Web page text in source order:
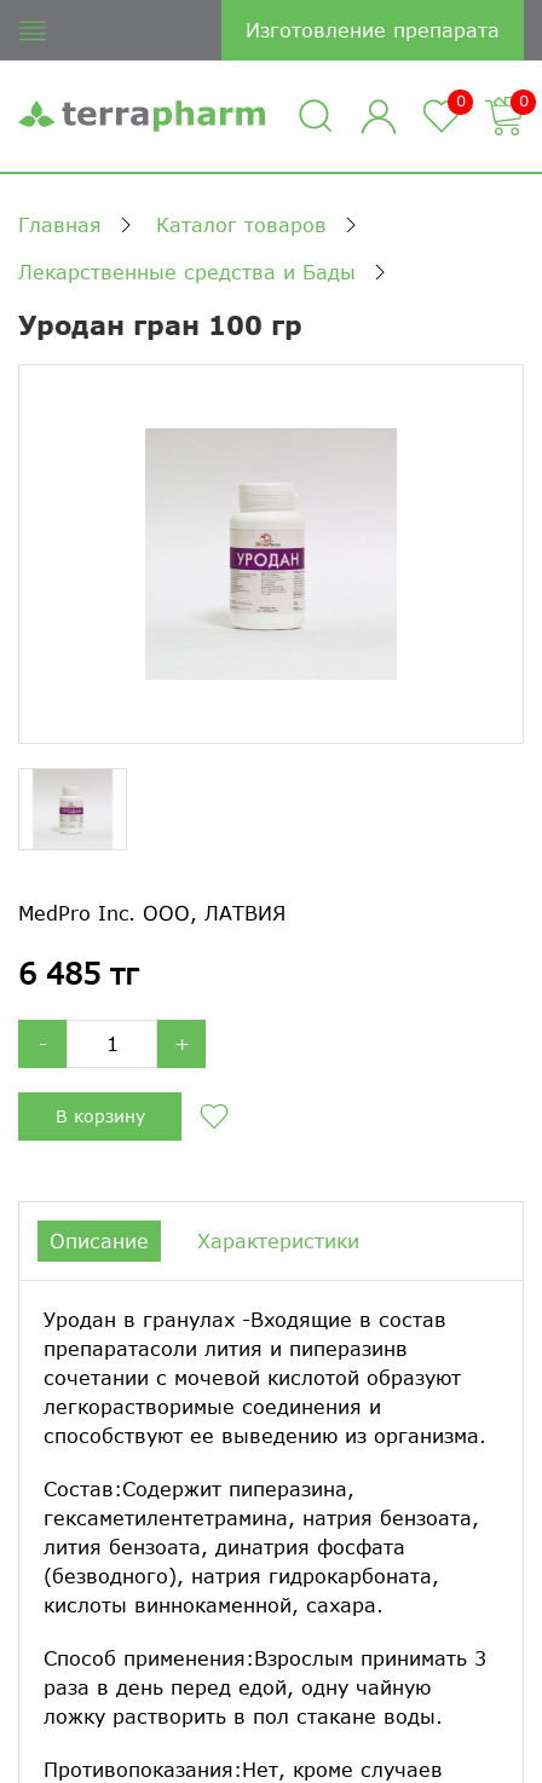
Изготовление препарата
0 0
Главная Каталог товаров
Лекарственные средства и Бады
Уродан гран 100 гр
MedPro Inc. ООО, ЛАТВИЯ
6 485 тг
- +
В корзину
Описание Характеристики
Уродан в гранулах -Входящие в состав
препаратасоли лития и пиперазинв
сочетании с мочевой кислотой образуют
легкорастворимые соединения и
способствуют ее выведению из организма.
Состав:Содержит пиперазина,
гексаметилентетрамина, натрия бензоата,
лития бензоата, динатрия фосфата
(безводного), натрия гидрокарбоната,
кислоты виннокаменной, сахара.
Способ применения:Взрослым принимать 3
раза в день перед едой, одну чайную
ложку растворить в пол стакане воды.
Противопоказания:Нет, кроме случаев